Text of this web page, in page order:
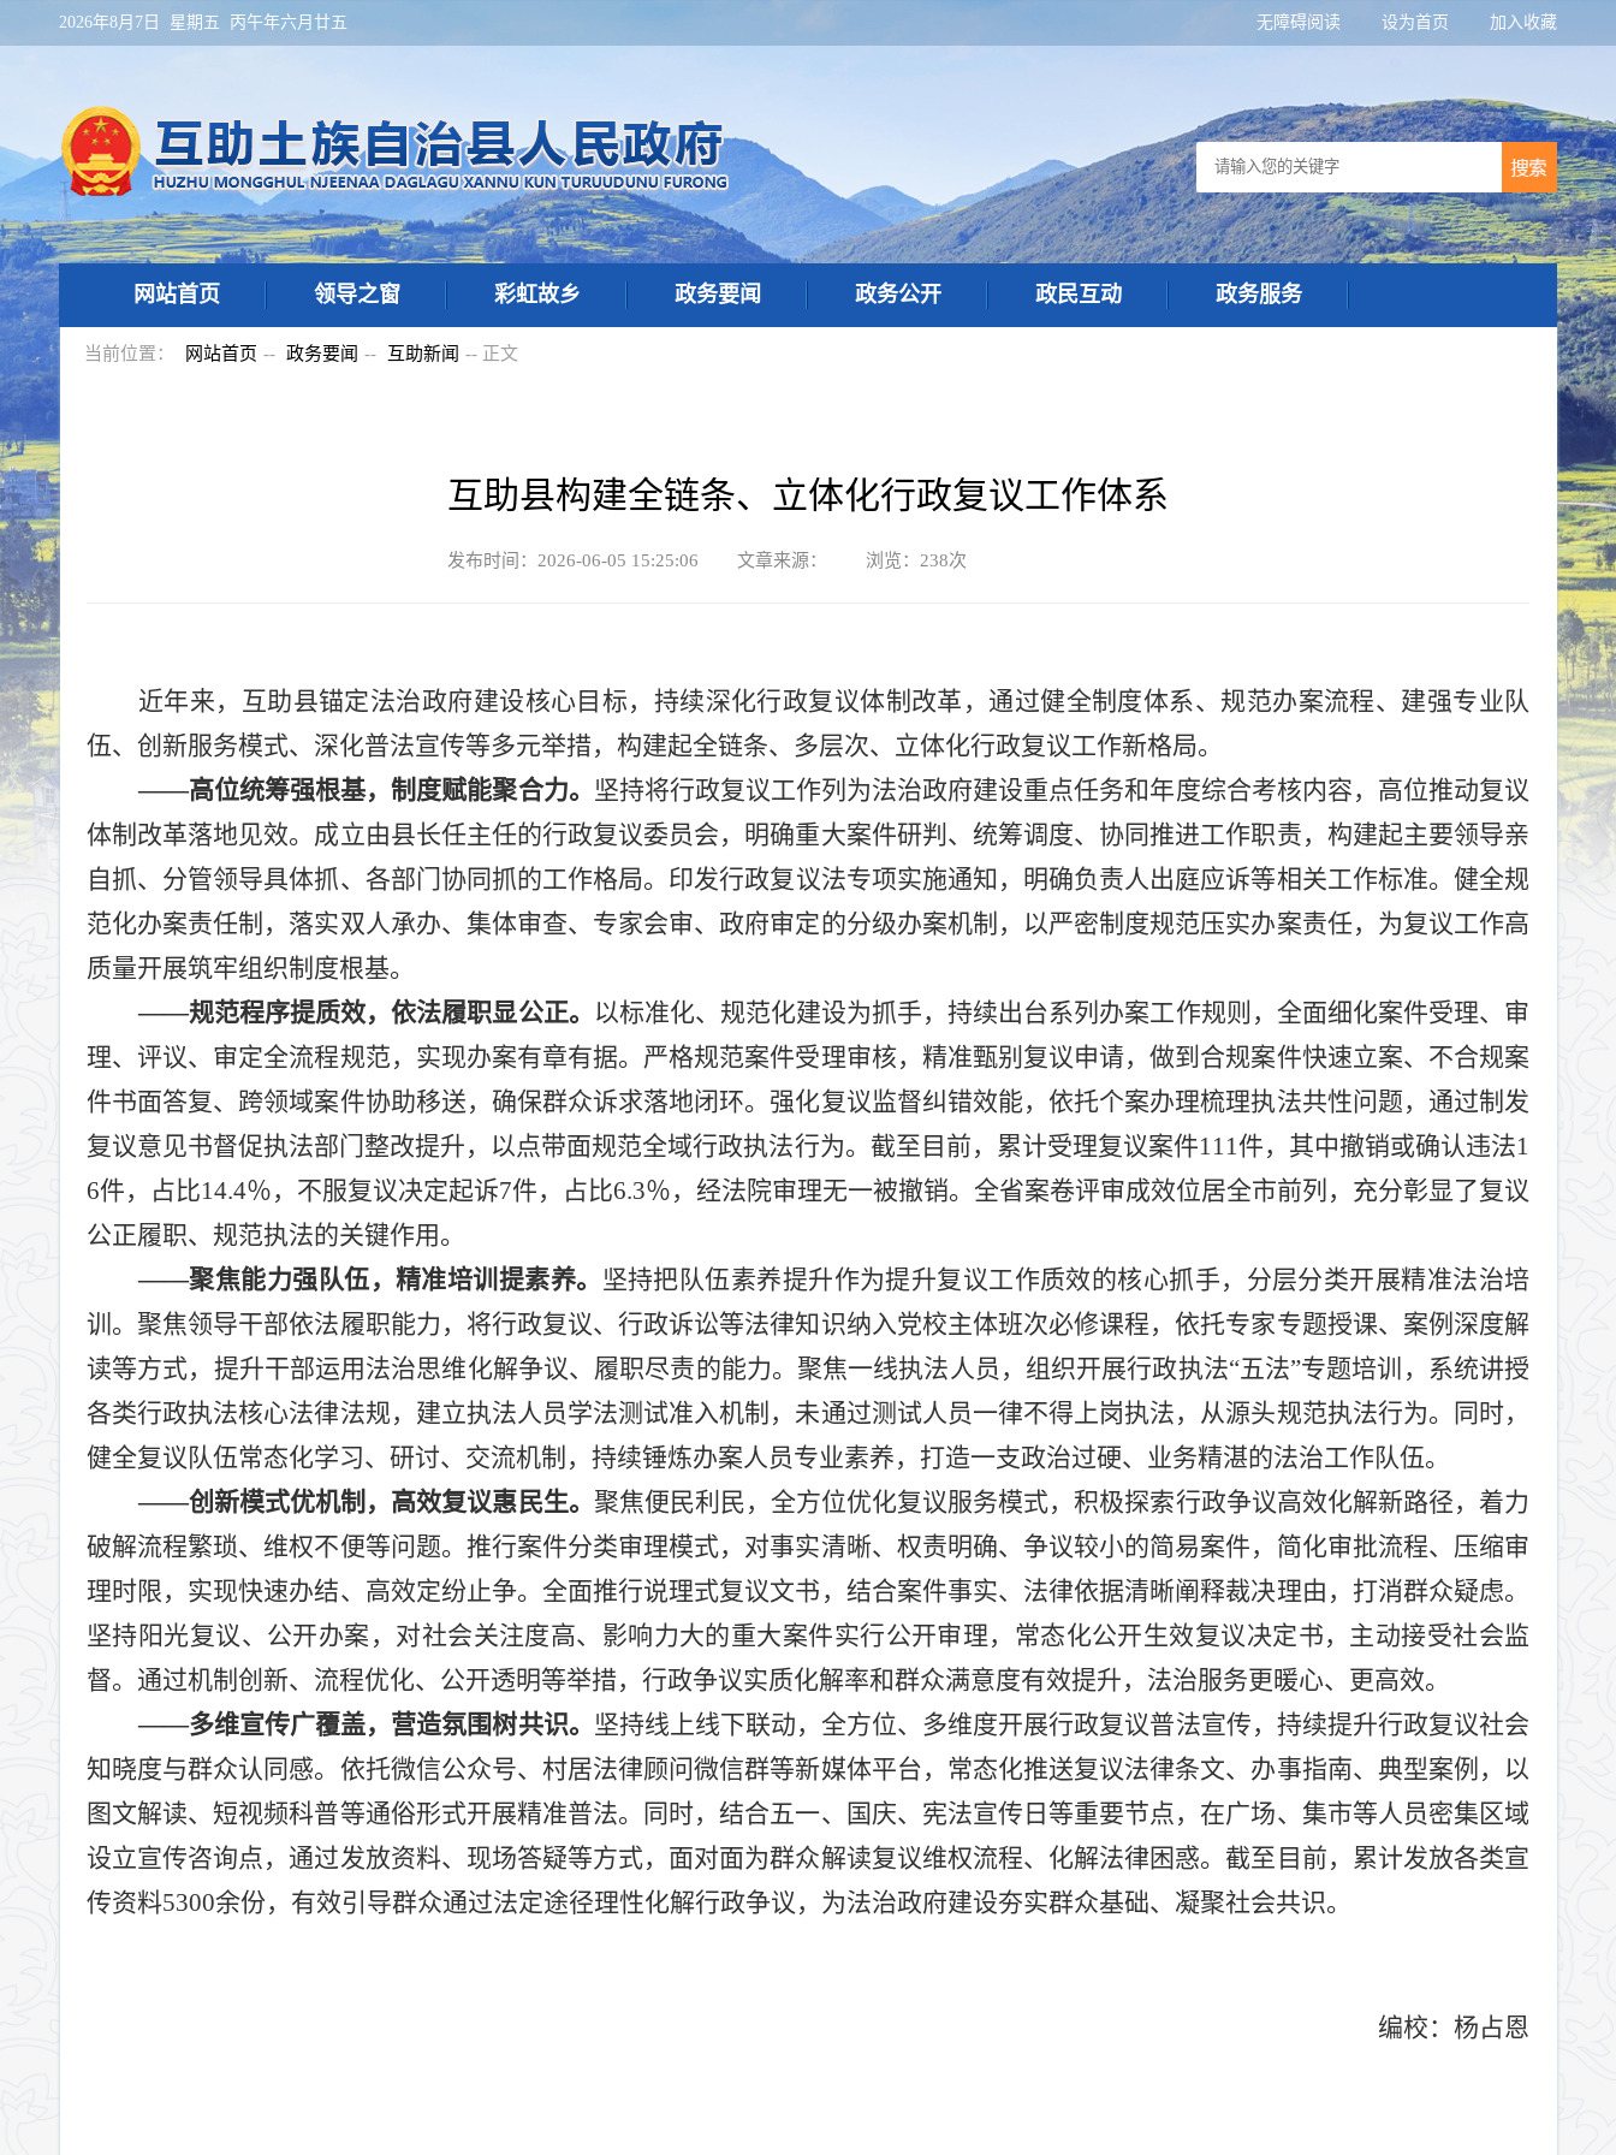
2026年8月7日 星期五 丙午年六月廿五 无障碍阅读 设为首页 加入收藏
网站首页 领导之窗 彩虹故乡 政务要闻 政务公开 政民互动 政务服务
当前位置： 网站首页 -- 政务要闻 -- 互助新闻 -- 正文
互助县构建全链条、立体化行政复议工作体系
发布时间：2026-06-05 15:25:06 文章来源： 浏览： 238次
近年来，互助县锚定法治政府建设核心目标，持续深化行政复议体制改革，通过健全制度体系、规范办案流程、建强专业队
伍、创新服务模式、深化普法宣传等多元举措，构建起全链条、多层次、立体化行政复议工作新格局。
——高位统筹强根基，制度赋能聚合力。 坚持将行政复议工作列为法治政府建设重点任务和年度综合考核内容，高位推动复议
体制改革落地见效。成立由县长任主任的行政复议委员会，明确重大案件研判、统筹调度、协同推进工作职责，构建起主要领导亲
自抓、分管领导具体抓、各部门协同抓的工作格局。印发行政复议法专项实施通知，明确负责人出庭应诉等相关工作标准。健全规
范化办案责任制，落实双人承办、集体审查、专家会审、政府审定的分级办案机制，以严密制度规范压实办案责任，为复议工作高
质量开展筑牢组织制度根基。
——规范程序提质效，依法履职显公正。 以标准化、规范化建设为抓手，持续出台系列办案工作规则，全面细化案件受理、审
理、评议、审定全流程规范，实现办案有章有据。严格规范案件受理审核，精准甄别复议申请，做到合规案件快速立案、不合规案
件书面答复、跨领域案件协助移送，确保群众诉求落地闭环。强化复议监督纠错效能，依托个案办理梳理执法共性问题，通过制发
复议意见书督促执法部门整改提升，以点带面规范全域行政执法行为。截至目前，累计受理复议案件111件，其中撤销或确认违法1
6件，占比14.4％，不服复议决定起诉7件，占比6.3％，经法院审理无一被撤销。全省案卷评审成效位居全市前列，充分彰显了复议
公正履职、规范执法的关键作用。
——聚焦能力强队伍，精准培训提素养。
坚持把队伍素养提升作为提升复议工作质效的核心抓手，分层分类开展精准法治培
训。聚焦领导干部依法履职能力，将行政复议、行政诉讼等法律知识纳入党校主体班次必修课程，依托专家专题授课、案例深度解
读等方式，提升干部运用法治思维化解争议、履职尽责的能力。聚焦一线执法人员，组织开展行政执法“五法”专题培训，系统讲授
各类行政执法核心法律法规，建立执法人员学法测试准入机制，未通过测试人员一律不得上岗执法，从源头规范执法行为。同时，
健全复议队伍常态化学习、研讨、交流机制，持续锤炼办案人员专业素养，打造一支政治过硬、业务精湛的法治工作队伍。
——创新模式优机制，高效复议惠民生。 聚焦便民利民，全方位优化复议服务模式，积极探索行政争议高效化解新路径，着力
破解流程繁琐、维权不便等问题。推行案件分类审理模式，对事实清晰、权责明确、争议较小的简易案件，简化审批流程、压缩审
理时限，实现快速办结、高效定纷止争。全面推行说理式复议文书，结合案件事实、法律依据清晰阐释裁决理由，打消群众疑虑。
坚持阳光复议、公开办案，对社会关注度高、影响力大的重大案件实行公开审理，常态化公开生效复议决定书，主动接受社会监
督。通过机制创新、流程优化、公开透明等举措，行政争议实质化解率和群众满意度有效提升，法治服务更暖心、更高效。
——多维宣传广覆盖，营造氛围树共识。 坚持线上线下联动，全方位、多维度开展行政复议普法宣传，持续提升行政复议社会
知晓度与群众认同感。依托微信公众号、村居法律顾问微信群等新媒体平台，常态化推送复议法律条文、办事指南、典型案例，以
图文解读、短视频科普等通俗形式开展精准普法。同时，结合五一、国庆、宪法宣传日等重要节点，在广场、集市等人员密集区域
设立宣传咨询点，通过发放资料、现场答疑等方式，面对面为群众解读复议维权流程、化解法律困惑。截至目前，累计发放各类宣
传资料5300余份，有效引导群众通过法定途径理性化解行政争议，为法治政府建设夯实群众基础、凝聚社会共识。
编校： 杨占恩